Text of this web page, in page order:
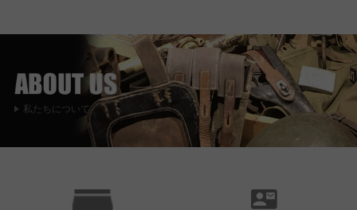
私たちについて